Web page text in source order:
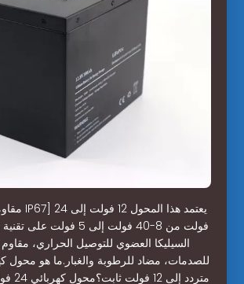
فولت من 8-40 فولت إلى 5
السيليكا العضوي للتوصيل الحراري،